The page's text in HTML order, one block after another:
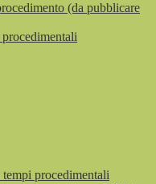
(da pubblicare
procedimentali